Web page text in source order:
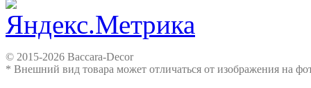
© 2015-2026 Baccara-Decor
* Внешний вид товара может отличаться от изображения на